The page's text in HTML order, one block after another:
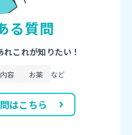
る質問
これが知りたい！
容 お薬 など
はこちら